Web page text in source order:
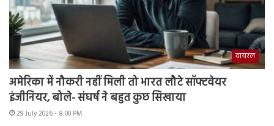
वायरल
अमेरिका में नौकरी नहीं मिली तो भारत लौटे सॉफ्टवेयर
इंजीनियर, बोले- संघर्ष ने बहुत कुछ सिखाया
29 July 2026 - 8:00 PM